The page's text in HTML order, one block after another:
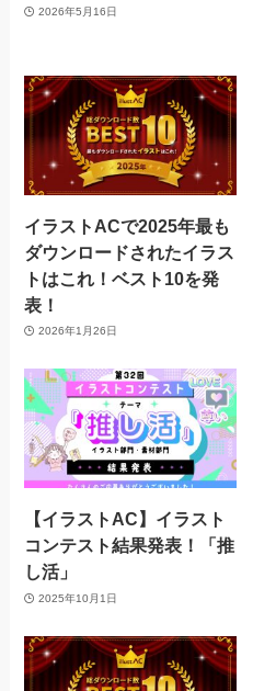
2026年5月16日
イラストACで2025年最も
ダウンロードされたイラス
トはこれ！ベスト10を発
表！
2026年1月26日
【イラストAC】イラスト
コンテスト結果発表！「推
し活」
2025年10月1日